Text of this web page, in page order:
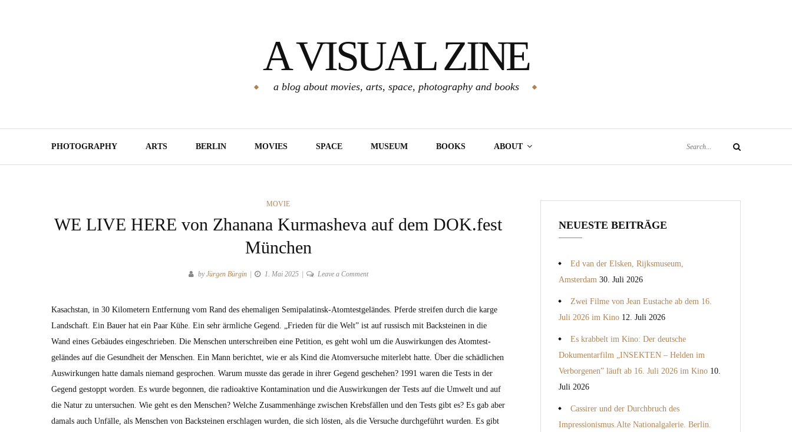
A VISUAL ZINE
a blog about movies, arts, space, photography and books
PHOTOGRAPHY ARTS BERLIN MOVIES SPACE MUSEUM BOOKS ABOUT Search
CATEGORIES
MOVIE
WE LIVE HERE von Zhanana Kurmasheva auf dem DOK.fest
München
byJürgen Bürgin 1. Mai 2025 Leave a Commenton
HERE
von
Zhanana
Kurmasheva
DOK.fest
München
Kasach­stan, in 30 Kilo­me­tern Ent­fer­nung vom Rand des ehe­ma­li­gen Semi­palatin­sk-Atom­test­gelän­des. Pferde streifen durch die karge
Land­schaft. Ein Bauer hat ein Paar Kühe. Ein sehr ärm­liche Gegend. „Frieden für die Welt” ist auf rus­sisch mit Back­steinen in die
Wand eines Gebäudes eingeschrieben. Die Men­schen unter­schreiben eine Peti­tion, es geht wohl um die Auswirkun­gen des Atom­test­
gelän­des auf die Gesund­heit der Men­schen. Ein Mann berichtet, wie er als Kind die Atom­ver­suche miter­lebt hat­te. Über die schädlichen
Auswirkun­gen hat­te damals nie­mand gesprochen. Warum musste das ger­ade in ihrer Gegend geschehen? 1991 waren die Tests in der
Gegend gestoppt wor­den. Es wurde begonnen, die radioak­tive Kon­t­a­m­i­na­tion und die Auswirkun­gen der Tests auf die Umwelt und auf
die Natur zu unter­suchen. Wie geht es den Men­schen? Welche Zusam­men­hänge zwis­chen Kreb­s­fällen und den Tests gibt es? Es gab aber
damals auch Unfälle, als Men­schen von Back­steinen erschla­gen wur­den, die sich lösten, als die Ver­suche durchge­führt wur­den. Es gibt
NEUESTE BEITRÄGE
Ed van der Elsken, Rijksmuseum,
Amsterdam 30. Juli 2026
Zwei Filme von Jean Eustache ab dem 16.
Juli 2026 im Kino 12. Juli 2026
Es krabbelt im Kino: Der deutsche
Dokumentarfilm „INSEKTEN – Helden im
Verborgenen” läuft ab 16. Juli 2026 im Kino 10.
Juli 2026
Cassirer und der Durchbruch des
Impressionismus.Alte Nationalgalerie. Berlin.